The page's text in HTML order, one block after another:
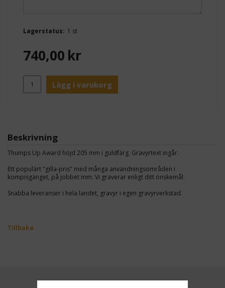
Lagerstatus: 1 st
740,00 kr
Lägg i varukorg
Beskrivning
Thumps Up Award höjd 205 mm i guldfärg. Gravyrtext ingår.
Ett populärt "gilla-pris" med många användningsområden i
kompisgänget, på jobbet mm. Vi graverar enligt ditt önskemål.
Snabba leveranser i hela landet, gravyr i egen gravyrverkstad.
Tillbaka